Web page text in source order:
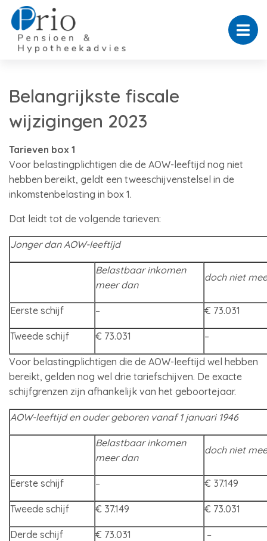
Belangrijkste fiscale
wijzigingen 2023
Tarieven box 1
Voor belastingplichtigen die de AOW-leeftijd nog niet
hebben bereikt, geldt een tweeschijvenstelsel in de
inkomstenbelasting in box 1.
Dat leidt tot de volgende tarieven:
Jonger dan AOW-leeftijd
Belastbaar inkomen
meer dan
doch niet
Eerste schijf – € 73.031
Tweede schijf € 73.031 –
Voor belastingplichtigen die de AOW-leeftijd wel hebben
bereikt, gelden nog wel drie tariefschijven. De exacte
schijfgrenzen zijn afhankelijk van het geboortejaar.
AOW-leeftijd en ouder geboren vanaf 1 januari 1946
Belastbaar inkomen
meer dan
doch niet
Eerste schijf – € 37.149
Tweede schijf € 37.149 € 73.031
Derde schijf € 73.031 –